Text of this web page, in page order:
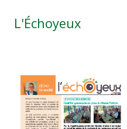
L'Échoyeux